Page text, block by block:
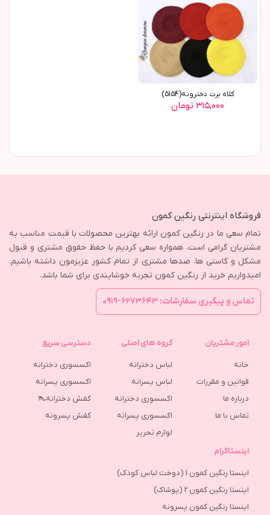
کلاه برت دخترونه(5154)
۳۱۵,۰۰۰ تومان
فروشگاه اینترنتی رنگین کمون
تمام سعی ما در رنگین کمون ارائه بهترین محصولات با قیمت مناسب به
مشتریان گرامی است. همواره سعی کردیم با حفظ حقوق مشتری و قبول
مشکل و کاستی ها، صدها مشتری از تمام کشور عزیزمون داشته باشیم.
امیدواریم خرید از رنگین کمون تجربه خوشایندی برای شما باشد.
تماس و پیگیری سفارشات: ۶۲۷۳۶۴۳-۰۹۱۹
امور مشتریان
خانه
قوانین و مقررات
درباره ما
تماس با ما
گروه های اصلی
لباس دخترانه
لباس پسرانه
اکسسوری دخترانه
اکسسوری پسرانه
لوازم تحریر
دسترسی سریع
اکسسوری دخترانه
اکسسوری پسرانه
کفش دخترانه👠
كفش پسرونه
اینستاگرام
اینستا رنگین کمون 1 (دوخت لباس کودک)
اینستا رنگین کمون 2 (پوشاک)
اینستا رنگین کمون پسرونه